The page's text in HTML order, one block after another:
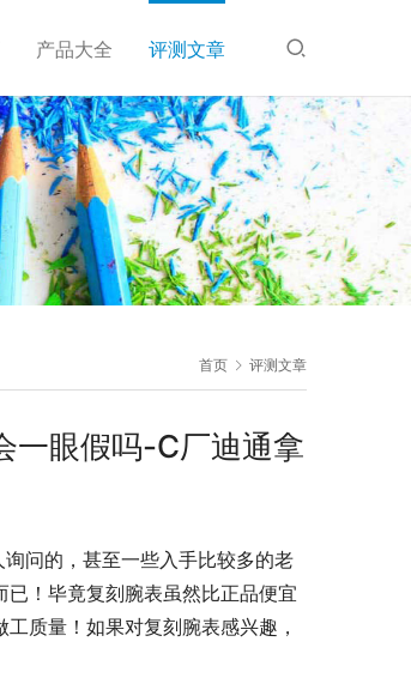
产品大全 评测文章
首页 评测文章
一眼假吗-C厂迪通拿
问的，甚至一些入手比较多的老
！毕竟复刻腕表虽然比正品便宜
质量！如果对复刻腕表感兴趣，